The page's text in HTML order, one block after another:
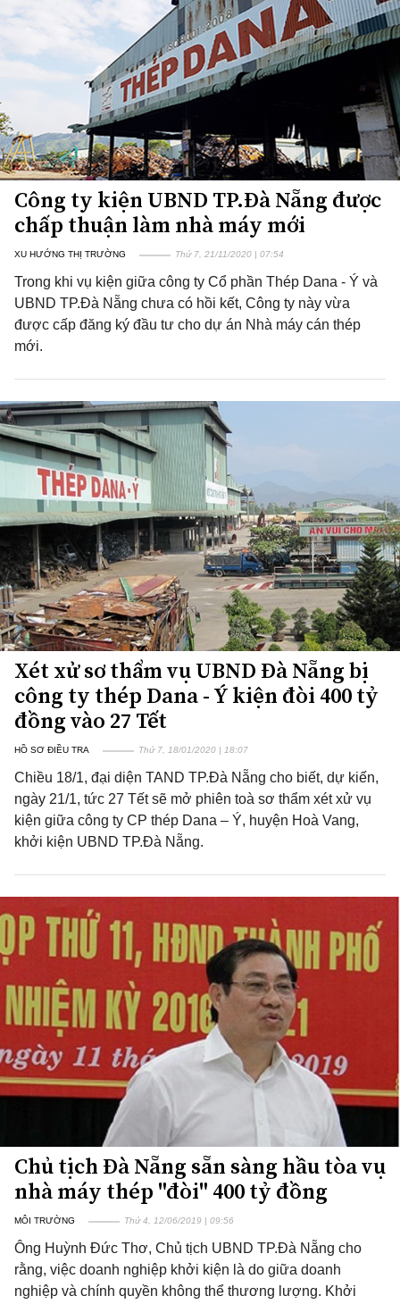
Công ty kiện UBND TP.Đà Nẵng được
chấp thuận làm nhà máy mới
XU HƯỚNG THỊ TRƯỜNG Thứ 7, 21/11/2020 | 07:54
Trong khi vụ kiện giữa công ty Cổ phần Thép Dana - Ý và
UBND TP.Đà Nẵng chưa có hồi kết, Công ty này vừa
được cấp đăng ký đầu tư cho dự án Nhà máy cán thép
mới.
Xét xử sơ thẩm vụ UBND Đà Nẵng bị
công ty thép Dana - Ý kiện đòi 400 tỷ
đồng vào 27 Tết
HỒ SƠ ĐIỀU TRA Thứ 7, 18/01/2020 | 18:07
Chiều 18/1, đại diện TAND TP.Đà Nẵng cho biết, dự kiến,
ngày 21/1, tức 27 Tết sẽ mở phiên toà sơ thẩm xét xử vụ
kiện giữa công ty CP thép Dana – Ý, huyện Hoà Vang,
khởi kiện UBND TP.Đà Nẵng.
Chủ tịch Đà Nẵng sẵn sàng hầu tòa vụ
nhà máy thép "đòi" 400 tỷ đồng
MÔI TRƯỜNG Thứ 4, 12/06/2019 | 09:56
Ông Huỳnh Đức Thơ, Chủ tịch UBND TP.Đà Nẵng cho
rằng, việc doanh nghiệp khởi kiện là do giữa doanh
nghiệp và chính quyền không thể thương lượng. Khởi